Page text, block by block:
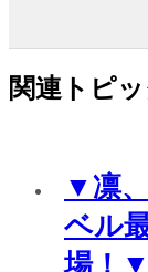
関連トピ
▼凛
ベル
場！▼